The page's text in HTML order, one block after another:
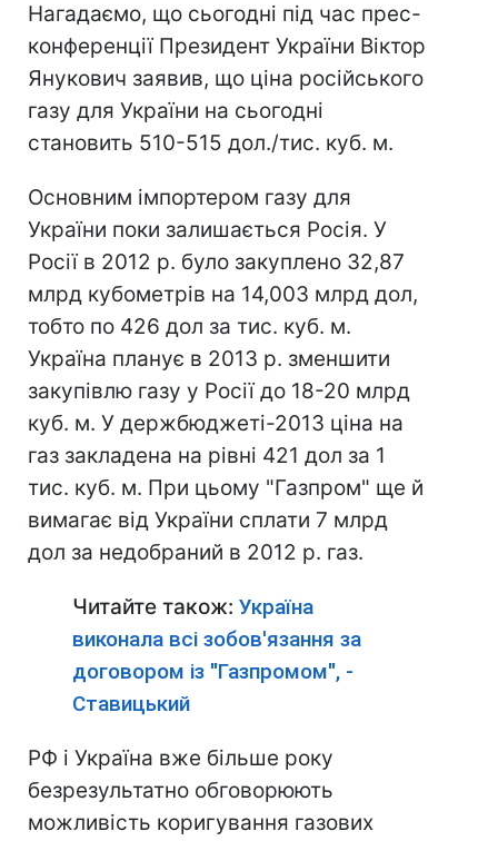
Нагадаємо, що сьогодні під час прес-
конференції Президент України Віктор
Янукович заявив, що ціна російського
газу для України на сьогодні
становить 510-515 дол./тис. куб. м.
Основним імпортером газу для
України поки залишається Росія. У
Росії в 2012 р. було закуплено 32,87
млрд кубометрів на 14,003 млрд дол,
тобто по 426 дол за тис. куб. м.
Україна планує в 2013 р. зменшити
закупівлю газу у Росії до 18-20 млрд
куб. м. У держбюджеті-2013 ціна на
газ закладена на рівні 421 дол за 1
тис. куб. м. При цьому "Газпром" ще й
вимагає від України сплати 7 млрд
дол за недобраний в 2012 р. газ.
Читайте також: Україна
виконала всі зобов'язання за
договором із "Газпромом", -
Ставицький
РФ і Україна вже більше року
безрезультатно обговорюють
можливість коригування газових